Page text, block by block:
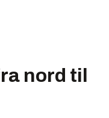
nord til